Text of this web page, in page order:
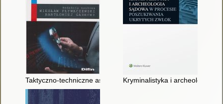
Taktyczno-techniczne aspekty przeciwdziałania przestępczości
Kryminalistyka i archeologia